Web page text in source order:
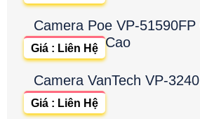
Camera Poe VP-
Cao
Giá : Liên Hệ
Camera VanTech VP-
Giá : Liên Hệ